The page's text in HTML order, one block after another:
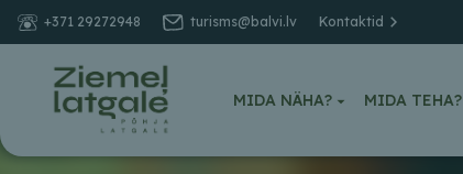
+371 29272948 turisms@balvi.lv Kontaktid
MIDA NÄHA? MIDA TEHA?